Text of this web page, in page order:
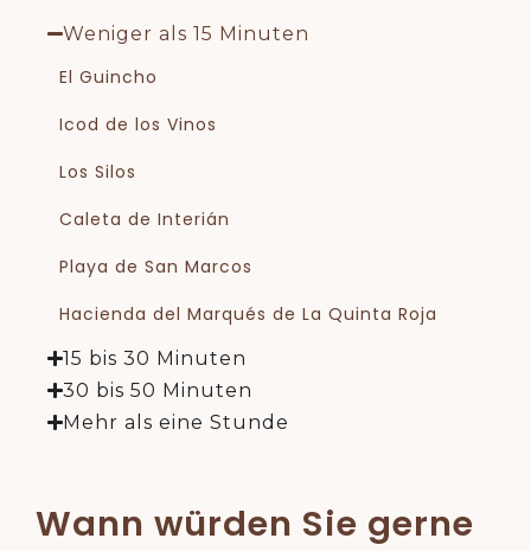
Weniger als 15 Minuten
El Guincho
Icod de los Vinos
Los Silos
Caleta de Interián
Playa de San Marcos
Hacienda del Marqués de La Quinta Roja
15 bis 30 Minuten
30 bis 50 Minuten
Mehr als eine Stunde
Wann würden Sie gerne